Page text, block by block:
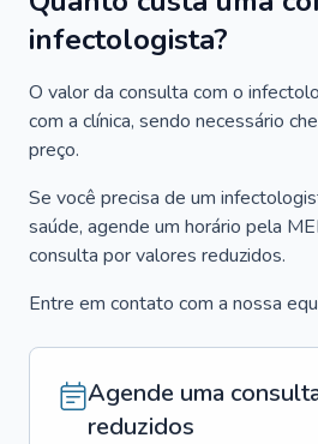
infectologista?
O valor da consulta com o
com a clínica, sendo necessário
preço.
Se você precisa de um
saúde, agende um horário pela
consulta por valores reduzidos.
Entre em contato com a nossa
Agende uma
reduzidos